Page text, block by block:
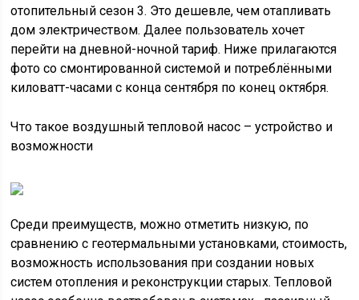
отопительный сезон 3. Это дешевле, чем отапливать
дом электричеством. Далее пользователь хочет
перейти на дневной-ночной тариф. Ниже прилагаются
фото со смонтированной системой и потреблёнными
киловатт-часами с конца сентября по конец октября.
Что такое воздушный тепловой насос – устройство и
возможности
Среди преимуществ, можно отметить низкую, по
сравнению с геотермальными установками, стоимость,
возможность использования при создании новых
систем отопления и реконструкции старых. Тепловой